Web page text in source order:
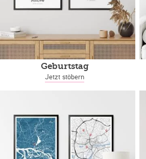
Geburtstag
Jetzt stöbern